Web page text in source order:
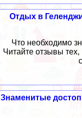
Отдых в
Что необходимо
Читайте отзывы тех,
Знаменитые